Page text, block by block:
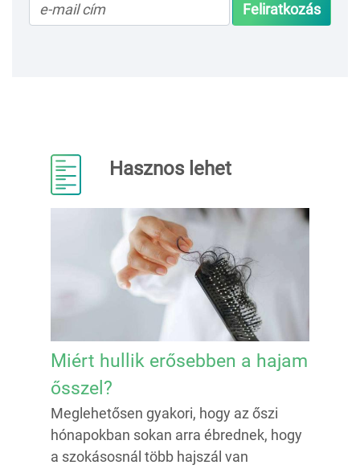
Feliratkozás
Hasznos lehet
Miért hullik erősebben a hajam
ősszel?
Meglehetősen gyakori, hogy az őszi
hónapokban sokan arra ébrednek, hogy
a szokásosnál több hajszál van